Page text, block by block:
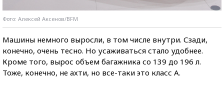
Фото: Алексей Аксенов/BFM
Машины немного выросли, в том числе внутри. Сзади,
конечно, очень тесно. Но усаживаться стало удобнее.
Кроме того, вырос объем багажника со 139 до 196 л.
Тоже, конечно, не ахти, но все-таки это класс А.